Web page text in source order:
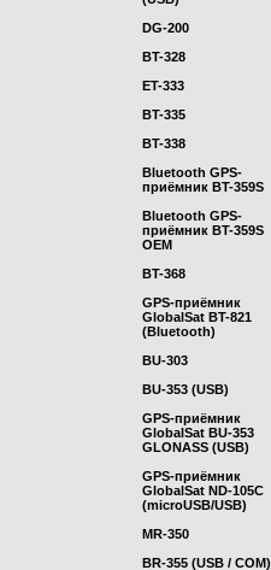
DG-200
BT-328
ET-333
BT-335
BT-338
Bluetooth GPS-
приёмник BT-359S
Bluetooth GPS-
приёмник BT-359S
OEM
BT-368
GPS-приёмник
GlobalSat BT-821
(Bluetooth)
BU-303
BU-353 (USB)
GPS-приёмник
GlobalSat BU-353
GLONASS (USB)
GPS-приёмник
GlobalSat ND-105C
(microUSB/USB)
MR-350
BR-355 (USB / COM)